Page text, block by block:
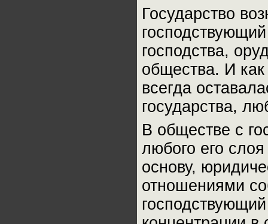
Государство
господства,
общества. И
всегда
государства,
В обществе с
любого его
основу,
отношениями